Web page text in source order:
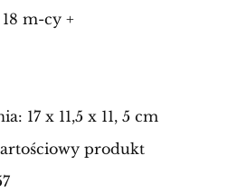
m-cy +
17 x 11,5 x 11, 5 cm
produkt